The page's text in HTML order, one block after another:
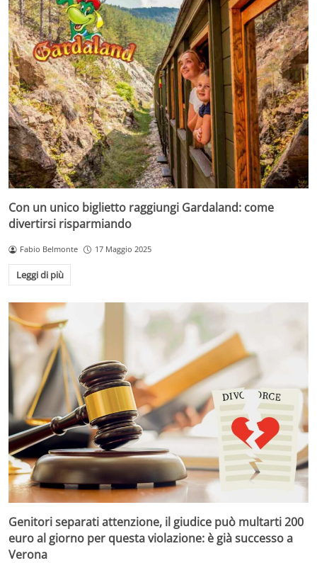
Con un unico biglietto raggiungi Gardaland: come
divertirsi risparmiando
Fabio Belmonte 17 Maggio 2025
Leggi di più
Genitori separati attenzione, il giudice può multarti 200
euro al giorno per questa violazione: è già successo a
Verona